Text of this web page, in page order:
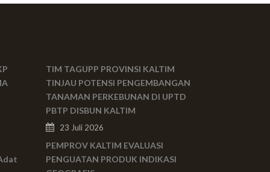
TIM TAGUPP PROVINSI KALTIM
TINJAU POTENSI PENGEMBANGAN
TANAMAN PERKEBUNAN DI UPTD
PBTP DISBUN KALTIM
23 Juli 2026
PEMPROV KALTIM EVALUASI
PENGUATAN PRODUK INDIKASI